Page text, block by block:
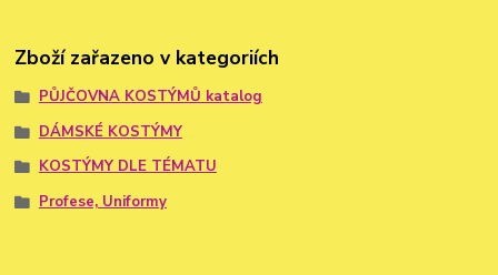
Zboží zařazeno v kategoriích
PŮJČOVNA KOSTÝMŮ katalog
DÁMSKÉ KOSTÝMY
KOSTÝMY DLE TÉMATU
Profese, Uniformy